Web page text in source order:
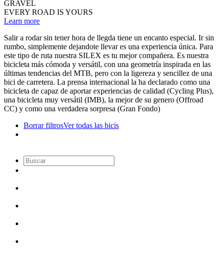
GRAVEL
EVERY ROAD IS YOURS
Learn more
Salir a rodar sin tener hora de llegda tiene un encanto especial. Ir sin
rumbo, simplemente dejandote llevar es una experiencia única. Para
este tipo de ruta nuestra SILEX es tu mejor compañera. Es nuestra
bicicleta más cómoda y versátil, con una geometría inspirada en las
últimas tendencias del MTB, pero con la ligereza y sencillez de una
bici de carretera. La prensa internacional la ha declarado como una
bicicleta de capaz de aportar experiencias de calidad (Cycling Plus),
una bicicleta muy versátil (IMB), la mejor de su genero (Offroad
CC) y como una verdadera sorpresa (Gran Fondo)
Borrar filtrosVer todas las bicis